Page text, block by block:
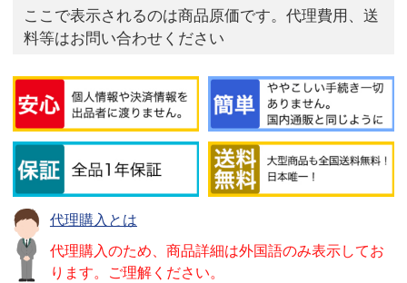
ここで表示されるのは商品原価です。代理費用、送
料等はお問い合わせください
代理購入とは
代理購入のため、商品詳細は外国語のみ表示してお
ります。ご理解ください。